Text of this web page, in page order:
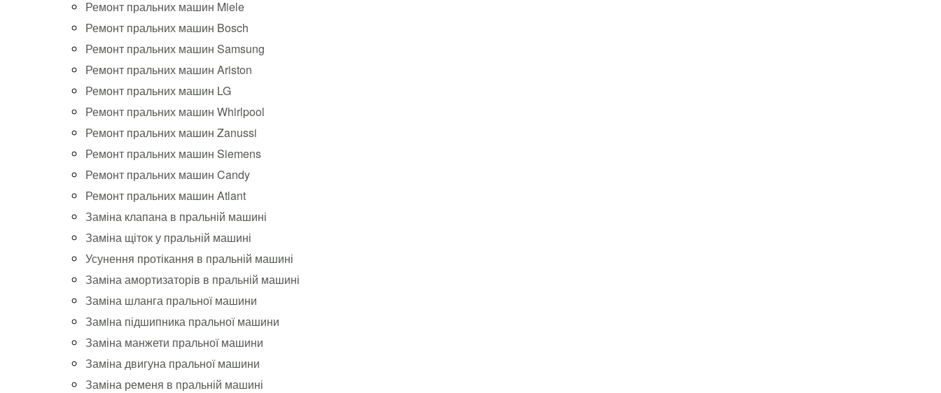
Ремонт пральних машин Miele
Ремонт пральних машин Bosch
Ремонт пральних машин Samsung
Ремонт пральних машин Ariston
Ремонт пральних машин LG
Ремонт пральних машин Whirlpool
Ремонт пральних машин Zanussi
Ремонт пральних машин Siemens
Ремонт пральних машин Candy
Ремонт пральних машин Atlant
Заміна клапана в пральній машині
Заміна щіток у пральній машині
Усунення протікання в пральній машині
Заміна амортизаторів в пральній машині
Заміна шланга пральної машини
Замiна підшипника пральної машини
Заміна манжети пральної машини
Заміна двигуна пральної машини
Заміна ременя в пральній машині